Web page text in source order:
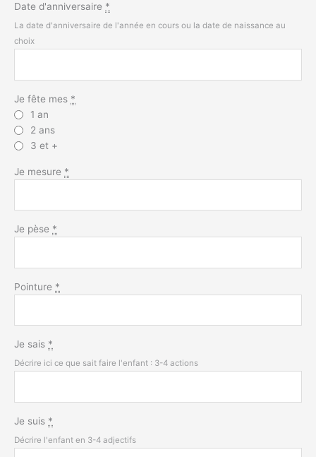
Date d'anniversaire *
La date d'anniversaire de l'année en cours ou la date de naissance au
choix
Je fête mes *
1 an
2 ans
3 et +
Je mesure *
Je pèse *
Pointure *
Je sais *
Décrire ici ce que sait faire l'enfant : 3-4 actions
Je suis *
Décrire l'enfant en 3-4 adjectifs